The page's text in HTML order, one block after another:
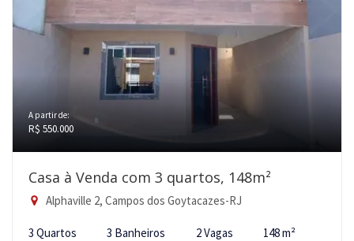
A partir de:
R$ 550.000
Casa à Venda com 3 quartos, 148m²
Alphaville 2, Campos dos Goytacazes-RJ
3 Quartos 3 Banheiros 2 Vagas 148 m²